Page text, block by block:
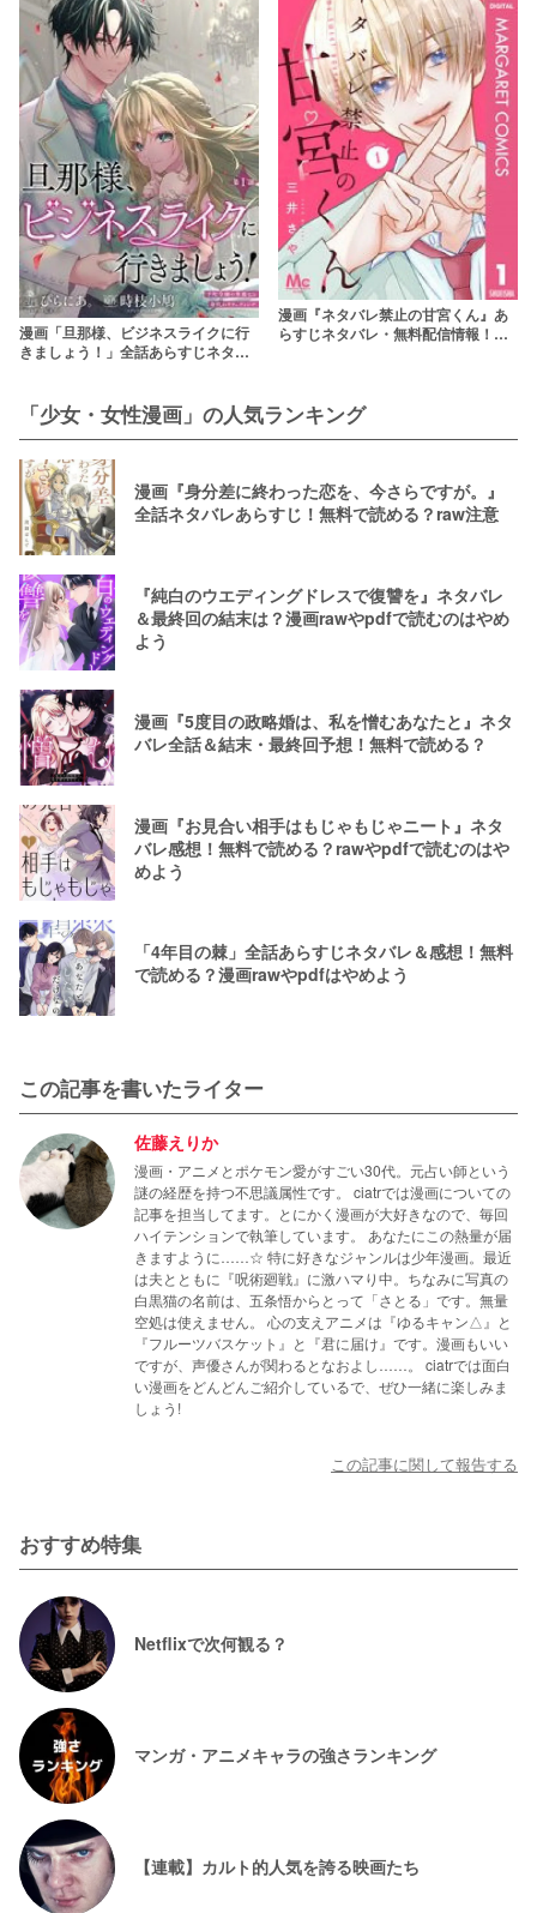
漫画「旦那様、ビジネスライクに行
きましょう！」全話あらすじネタバ
漫画『ネタバレ禁止の甘宮くん』あ
らすじネタバレ・無料配信情報！
「少女・女性漫画」の人気ランキング
漫画『身分差に終わった恋を、今さらですが。』
全話ネタバレあらすじ！無料で読める？raw注意
『純白のウエディングドレスで復讐を』ネタバレ
＆最終回の結末は？漫画rawやpdfで読むのはやめ
よう
漫画『5度目の政略婚は、私を憎むあなたと』ネタ
バレ全話＆結末・最終回予想！無料で読める？
漫画『お見合い相手はもじゃもじゃニート』ネタ
バレ感想！無料で読める？rawやpdfで読むのはや
めよう
「4年目の棘」全話あらすじネタバレ＆感想！無料
で読める？漫画rawやpdfはやめよう
この記事を書いたライター
佐藤えりか
漫画・アニメとポケモン愛がすごい30代。元占い師という
謎の経歴を持つ不思議属性です。 ciatrでは漫画についての
記事を担当してます。とにかく漫画が大好きなので、毎回
ハイテンションで執筆しています。 あなたにこの熱量が届
きますように……☆ 特に好きなジャンルは少年漫画。最近
は夫とともに『呪術廻戦』に激ハマり中。ちなみに写真の
白黒猫の名前は、五条悟からとって「さとる」です。無量
空処は使えません。 心の支えアニメは『ゆるキャン△』と
『フルーツバスケット』と『君に届け』です。漫画もいい
ですが、声優さんが関わるとなおよし……。 ciatrでは面白
い漫画をどんどんご紹介しているで、ぜひ一緒に楽しみま
しょう!
この記事に関して報告する
おすすめ特集
Netflixで次何観る？
マンガ・アニメキャラの強さランキング
【連載】カルト的人気を誇る映画たち